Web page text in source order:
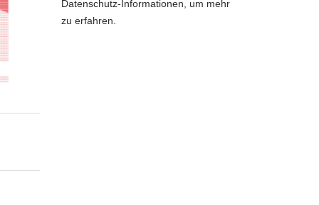
Datenschutz-Informationen , um mehr
zu erfahren.